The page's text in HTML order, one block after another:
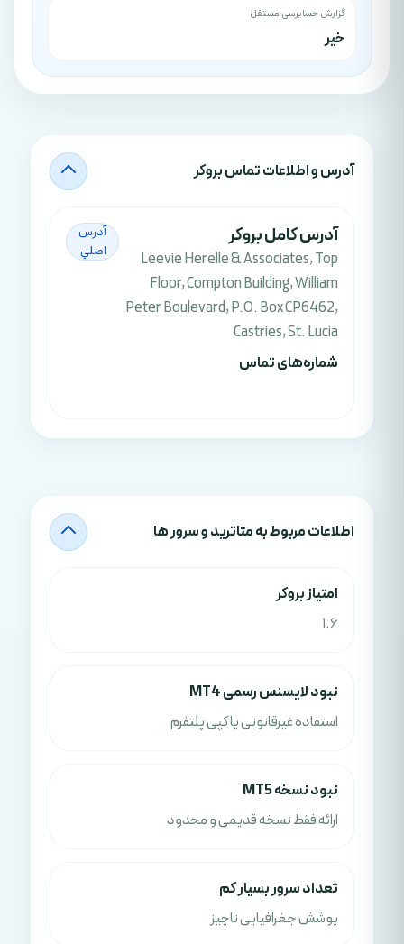
گزارش حسابرسی مستقل
خیر
آدرس‌ و اطلاعات تماس بروکر
آدرس کامل بروکر
Leevie Herelle & Associates, Top
Floor, Compton Building, William
Peter Boulevard, P.O. Box CP6462,
Castries, St. Lucia
آدرس
اصلي
شماره‌های تماس
اطلاعات مربوط به متاترید و سرور ها
امتياز بروکر
1.6
نبود لایسنس رسمی MT4
استفاده غیرقانونی یا کپی پلتفرم
نبود نسخه MT5
ارائه فقط نسخه قدیمی و محدود
تعداد سرور بسیار کم
پوشش جغرافیایی ناچیز